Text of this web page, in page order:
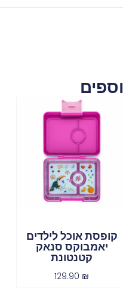
קופסת אוכל לילדים
יאמבוקס סנאק
קטנטונת
129.90 ₪